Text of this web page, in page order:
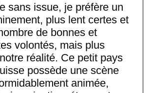
sans issue, je préfère un
plus lent certes et
de bonnes et
volontés, mais plus
réalité. Ce petit pays
possède une scène
animée,